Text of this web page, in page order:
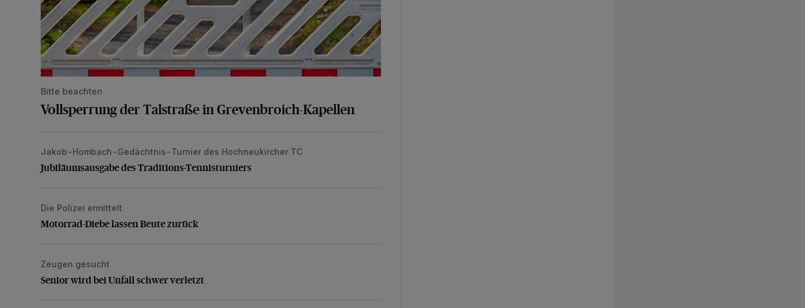
Bitte beachten
Vollsperrung der Talstraße in Grevenbroich-Kapellen
Jubiläumsausgabe des Traditions-Tennisturniers
Jakob-Hombach-Gedächtnis-Turnier des Hochneukircher TC
Jubiläumsausgabe des Traditions-Tennisturniers
Motorrad-Diebe lassen Beute zurück
Die Polizei ermittelt
Motorrad-Diebe lassen Beute zurück
Senior wird bei Unfall schwer verletzt
Zeugen gesucht
Senior wird bei Unfall schwer verletzt